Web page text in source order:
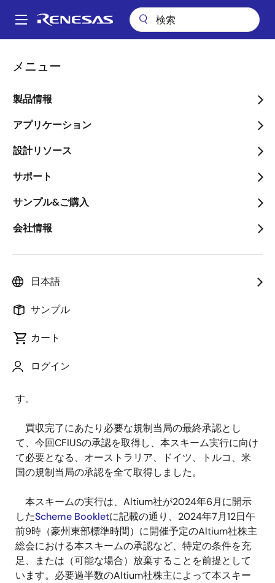
ン
Main
メニュー
製品情報
アプリケーション
設計リソース
サポート
サンプル&ご購入
会社情報
日本語
サンプル
カート
ログイン
パ
ン
く
ず
ルネサスのAltium社買収に向け、規制当局の審査が終了
ルネサスのAltium社買収に
向け、規制当局の審査が終
了
～2024年8月1日に買収が完了する見込
み～
ルネサス エレクトロニクス株式会社（以下ルネサ
Altium Limited
スがAltium
投資委員会（以下
す。
買収完了にあたり必要な規制当局の最終承認とし
て、今回CFIUSの承認を取得し、本スキーム実行に向け
て必要となる、オーストラリア、ドイツ、トルコ、米
国の規制当局の承認を全て取得しました。
本スキームの実行は、 Altium社が2024年6月に開示
したScheme Bookletに記載の通り、 2024年7月12日午
前9時（豪州東部標準時間）に開催予定のAltium社株主
総会における本スキームの承認など、特定の条件を充
足、または（可能な場合）放棄することを前提として
います。必要過半数のAltium社株主によって本スキー